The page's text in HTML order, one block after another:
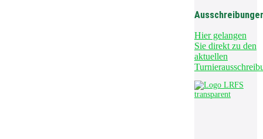
Hier gelangen
Sie direkt zu den
aktuellen